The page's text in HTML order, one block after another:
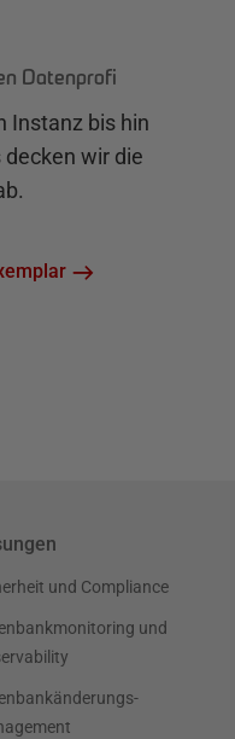
Datenprofi
Instanz bis hin
wir die
und Compliance
und